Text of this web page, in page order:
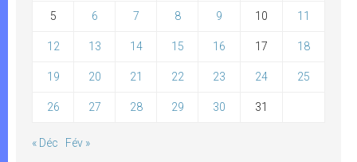
5 6 7 8 9 10 11
12 13 14 15 16 17 18
19 20 21 22 23 24 25
26 27 28 29 30 31
« Déc Fév »